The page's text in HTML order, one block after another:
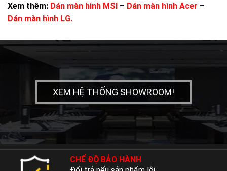
Xem thêm: Dán màn hình MSI – Dán màn hình Acer –
Dán màn hình LG.
XEM HỆ THỐNG SHOWROOM!
CHẾ ĐỘ BẢO HÀNH